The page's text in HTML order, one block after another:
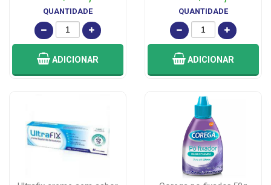
QUANTIDADE
ADICIONAR
QUANTIDADE
ADICIONAR